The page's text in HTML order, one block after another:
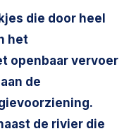
die door heel
het
openbaar vervoer
de
de rivier die